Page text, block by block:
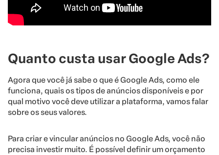
Quanto custa usar Google Ads?
Agora que você já sabe o que é Google Ads, como ele
funciona, quais os tipos de anúncios disponíveis e por
qual motivo você deve utilizar a plataforma, vamos falar
sobre os seus valores.
Para criar e vincular anúncios no Google Ads, você não
precisa investir muito. É possível definir um orçamento